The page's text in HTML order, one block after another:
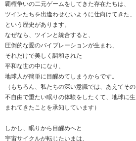
覇権争いの二元ゲームをしてきた存在たちは、
ツインたちを出逢わせないように仕向けてきた、
という歴史があります。
なぜなら、ツインと統合すると、
圧倒的な愛のバイブレーションが生まれ、
それだけで美しく調和された
平和な世の中になり、
地球人が簡単に目醒めてしまうからです。
（もちろん、私たちの深い意識では、あえてその
不自由で重たい眠りの体験をしたくて、地球に生
まれてきたことを承知しています）
しかし、眠りから目醒めへと
宇宙サイクルが転じたいまは、